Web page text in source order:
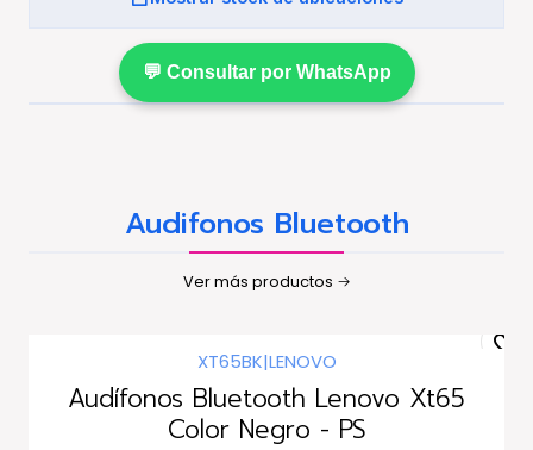
💬 Consultar por WhatsApp
Audifonos Bluetooth
Ver más productos
XT65BK|LENOVO
Audífonos Bluetooth Lenovo Xt65
Color Negro - PS